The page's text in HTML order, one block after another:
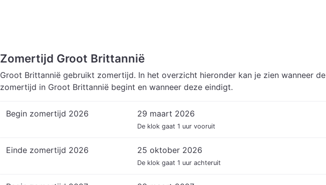
Zomertijd Groot Brittannië
Groot Brittannië gebruikt zomertijd. In het overzicht hieronder kan je zien wanneer de
zomertijd in Groot Brittannië begint en wanneer deze eindigt.
Begin zomertijd 2026 29 maart 2026
De klok gaat 1 uur vooruit
Einde zomertijd 2026 25 oktober 2026
De klok gaat 1 uur achteruit